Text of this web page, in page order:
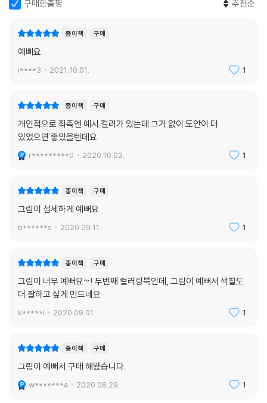
구매한줄평 추천순
종이책 구매
예뻐요
i****3 2021.10.01. 1
종이책 구매
개인적으로 좌측엔 예시 컬러가 있는데 그거 없이 도안이 더
있었으면 좋았을텐데요.
r*********0 2020.10.02. 1
종이책 구매
그림이 섬세하게 예뻐요
b******s 2020.09.11. 1
종이책 구매
그림이 너무 예뻐요~! 두번째 컬러링북인데, 그림이 예뻐서 색칠도
더 잘하고 싶게 만드네요
k*****i 2020.09.01. 1
종이책 구매
그림이 예뻐서 구매 해봤습니다.
w*******a 2020.08.29. 1